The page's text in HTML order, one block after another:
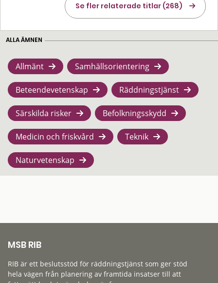
Se fler relaterade titlar (268)
ALLA ÄMNEN
Allmänt Samhällsorientering
Beteendevetenskap Räddningstjänst
Särskilda risker Befolkningsskydd
Medicin och friskvård Teknik
Naturvetenskap
MSB RIB
RIB är ett beslutsstöd för räddningstjänst som ger stöd
hela vägen från planering av framtida insatser till att